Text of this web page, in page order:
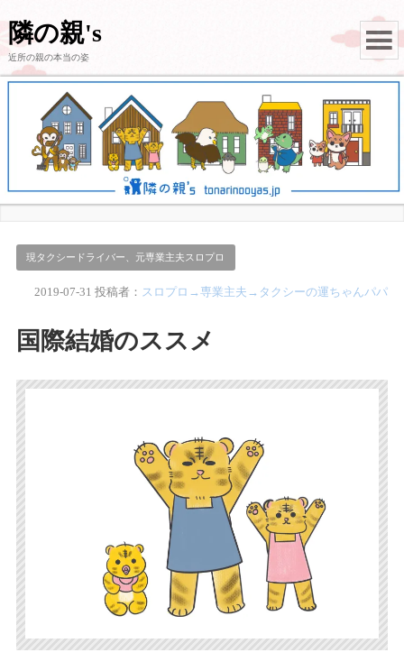
隣の親's
近所の親の本当の姿
現タクシードライバー、元専業主夫スロプロ
2019-07-31 投稿者： スロプロ→専業主夫→タクシーの運ちゃんパパ
国際結婚のススメ